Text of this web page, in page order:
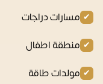
مسارات دراجات
منطقة اطفال
مولدات طاقة